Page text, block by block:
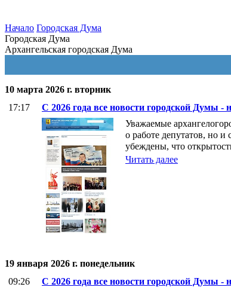
Начало Городская Дума
Городская Дума
Архангельская городская Дума
10 марта 2026 г. вторник
17:17
С 2026 года все новости городской Думы -
Уважаемые
о работе депутатов, но
убеждены, что
Читать далее
19 января 2026 г. понедельник
09:26
С 2026 года все новости городской Думы -